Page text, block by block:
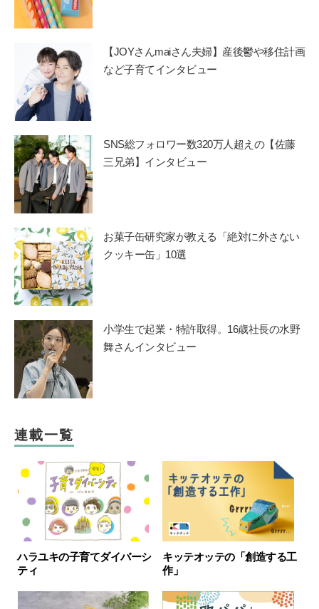
【JOYさんmaiさん夫婦】産後鬱や移住計画
など子育てインタビュー
SNS総フォロワー数320万人超えの【佐藤
三兄弟】インタビュー
お菓子缶研究家が教える「絶対に外さない
クッキー缶」10選
小学生で起業・特許取得。16歳社長の水野
舞さんインタビュー
連載一覧
ハラユキの子育てダイバーシ
ティ
キッテオッテの「創造する工
作」